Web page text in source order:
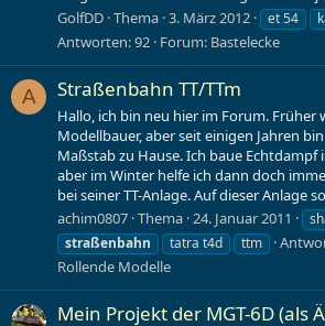
GolfDD Thema 3. März 2012 et 54
Antworten: 92 Forum: Bastelecke
A Straßenbahn TT/TTm
Hallo, ich bin neu hier im Forum. Früher
Modellbauer, aber seit einigen Jahren
Maßstab zu Hause. Ich baue Echtdampf
aber im Winter helfe ich dann doch
bei seiner TT-Anlage. Auf dieser Anlage
achim0807 Thema 24. Januar 2011
straßenbahn
tatra t4d ttm
Rollende Modelle
Mein Projekt der MGT-6D (als